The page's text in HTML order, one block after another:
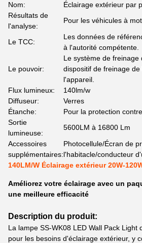
Nom:
Éclairage extérieur par
Résultats de
l'analyse:
Pour les véhicules à
Le TCC:
Les données de
à l'autorité compétente.
Le pouvoir:
Le système de freinage
dispositif de freinage
l'appareil.
Flux lumineux:
140lm/w
Diffuseur:
Verres
Étanche:
Pour la protection
Sortie
lumineuse:
5600LM à 16800 Lm
Accessoires
supplémentaires:
Photocellule/Écran de
l'habitacle/conducteur
140LM/W Éclairage extérieur 20W-
Améliorez votre éclairage avec un
une meilleure efficacité
Description du produit:
La lampe SS-WK08 LED Wall Pack Light
pour les besoins d'éclairage extérieur, y